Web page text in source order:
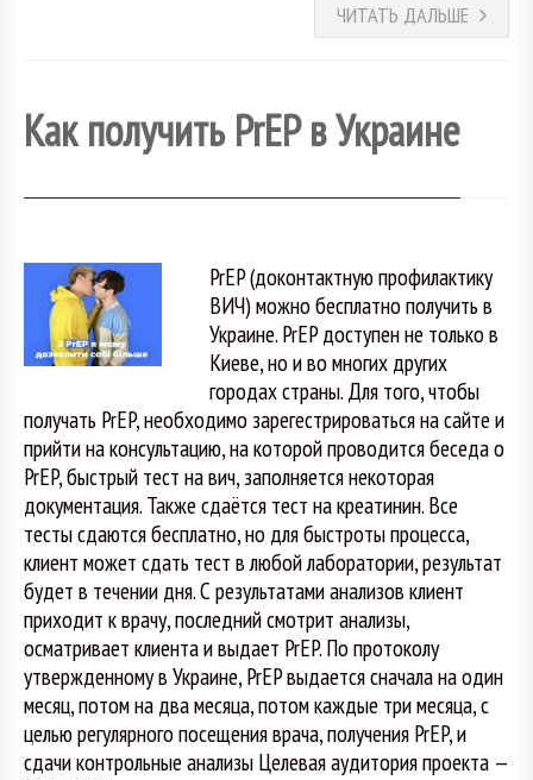
ЧИТАТЬ ДАЛЬШЕ
Как получить PrEP в Украине
PrEP (доконтактную профилактику
ВИЧ) можно бесплатно получить в
Украине. PrEP доступен не только в
Киеве, но и во многих других
городах страны. Для того, чтобы
получать PrEP, необходимо зарегестрироваться на сайте и
прийти на консультацию, на которой проводится беседа о
PrEP, быстрый тест на вич, заполняется некоторая
документация. Также сдаётся тест на креатинин. Все
тесты сдаются бесплатно, но для быстроты процесса,
клиент может сдать тест в любой лаборатории, результат
будет в течении дня. С результатами анализов клиент
приходит к врачу, последний смотрит анализы,
осматривает клиента и выдает PrEP. По протоколу
утвержденному в Украине, PrEP выдается сначала на один
месяц, потом на два месяца, потом каждые три месяца, с
целью регулярного посещения врача, получения PrEP, и
сдачи контрольные анализы Целевая аудитория проекта —